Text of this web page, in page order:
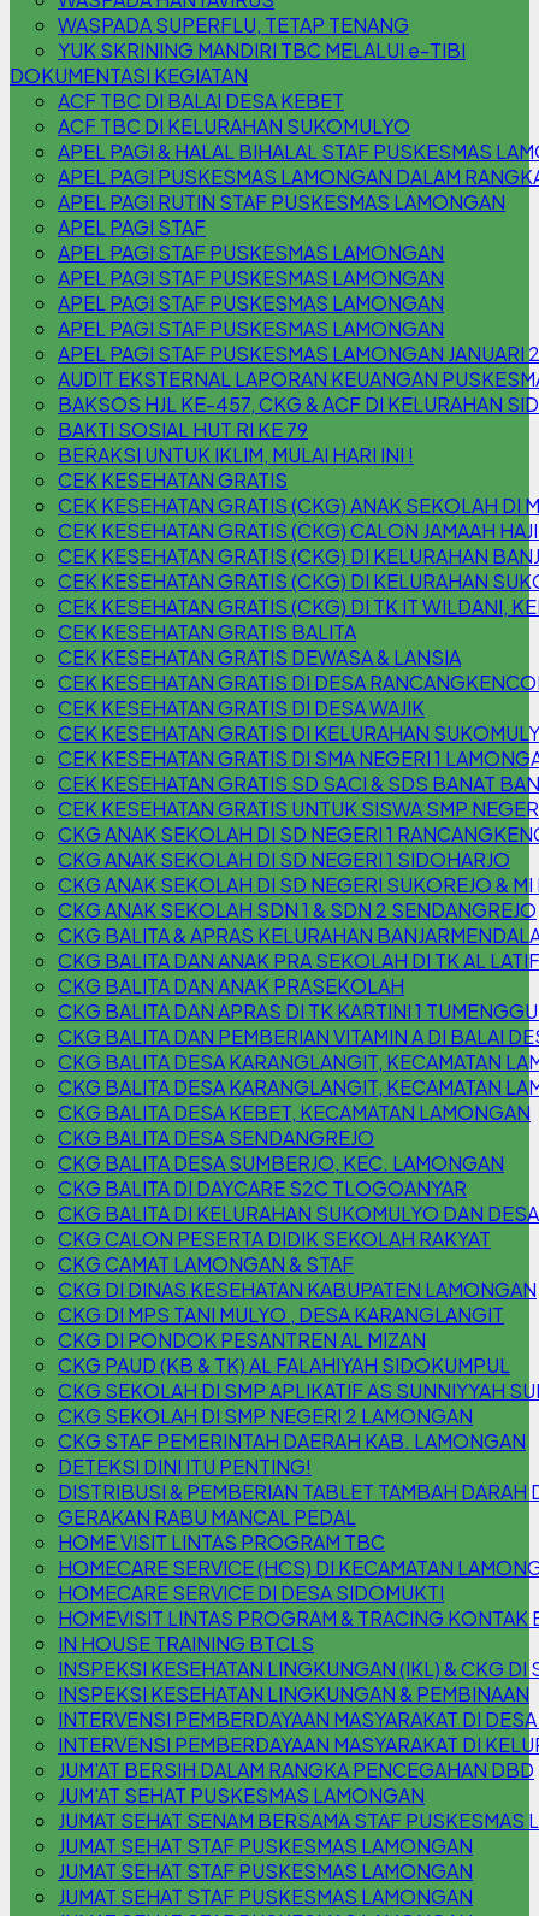
WASPADA SUPERFLU, TETAP TENANG
YUK SKRINING MANDIRI TBC MELALUI e-TIBI
DOKUMENTASI KEGIATAN
ACF TBC DI BALAI DESA KEBET
ACF TBC DI KELURAHAN SUKOMULYO
APEL PAGI & HALAL BIHALAL STAF PUSKESMAS
APEL PAGI PUSKESMAS LAMONGAN DALAM
APEL PAGI RUTIN STAF PUSKESMAS LAMONGAN
APEL PAGI STAF
APEL PAGI STAF PUSKESMAS LAMONGAN
APEL PAGI STAF PUSKESMAS LAMONGAN
APEL PAGI STAF PUSKESMAS LAMONGAN
APEL PAGI STAF PUSKESMAS LAMONGAN
APEL PAGI STAF PUSKESMAS LAMONGAN JANUARI
AUDIT EKSTERNAL LAPORAN KEUANGAN
BAKSOS HJL KE-457, CKG & ACF DI KELURAHAN
BAKTI SOSIAL HUT RI KE 79
BERAKSI UNTUK IKLIM, MULAI HARI INI !
CEK KESEHATAN GRATIS
CEK KESEHATAN GRATIS (CKG) ANAK SEKOLAH DI
CEK KESEHATAN GRATIS (CKG) CALON JAMAAH
CEK KESEHATAN GRATIS (CKG) DI KELURAHAN
CEK KESEHATAN GRATIS (CKG) DI KELURAHAN
CEK KESEHATAN GRATIS (CKG) DI TK IT WILDANI,
CEK KESEHATAN GRATIS BALITA
CEK KESEHATAN GRATIS DEWASA & LANSIA
CEK KESEHATAN GRATIS DI DESA
CEK KESEHATAN GRATIS DI DESA WAJIK
CEK KESEHATAN GRATIS DI KELURAHAN
CEK KESEHATAN GRATIS DI SMA NEGERI 1
CEK KESEHATAN GRATIS SD SACI & SDS BANAT
CEK KESEHATAN GRATIS UNTUK SISWA SMP
CKG ANAK SEKOLAH DI SD NEGERI 1
CKG ANAK SEKOLAH DI SD NEGERI 1 SIDOHARJO
CKG ANAK SEKOLAH DI SD NEGERI SUKOREJO &
CKG ANAK SEKOLAH SDN 1 & SDN 2 SENDANGREJO
CKG BALITA & APRAS KELURAHAN
CKG BALITA DAN ANAK PRA SEKOLAH DI TK AL
CKG BALITA DAN ANAK PRASEKOLAH
CKG BALITA DAN APRAS DI TK KARTINI 1
CKG BALITA DAN PEMBERIAN VITAMIN A DI BALAI
CKG BALITA DESA KARANGLANGIT, KECAMATAN
CKG BALITA DESA KARANGLANGIT, KECAMATAN
CKG BALITA DESA KEBET, KECAMATAN LAMONGAN
CKG BALITA DESA SENDANGREJO
CKG BALITA DESA SUMBERJO, KEC. LAMONGAN
CKG BALITA DI DAYCARE S2C TLOGOANYAR
CKG BALITA DI KELURAHAN SUKOMULYO DAN
CKG CALON PESERTA DIDIK SEKOLAH RAKYAT
CKG CAMAT LAMONGAN & STAF
CKG DI DINAS KESEHATAN KABUPATEN LAMONGAN
CKG DI MPS TANI MULYO , DESA KARANGLANGIT
CKG DI PONDOK PESANTREN AL MIZAN
CKG PAUD (KB & TK) AL FALAHIYAH SIDOKUMPUL
CKG SEKOLAH DI SMP APLIKATIF AS SUNNIYYAH
CKG SEKOLAH DI SMP NEGERI 2 LAMONGAN
CKG STAF PEMERINTAH DAERAH KAB. LAMONGAN
DETEKSI DINI ITU PENTING!
DISTRIBUSI & PEMBERIAN TABLET TAMBAH DARAH
GERAKAN RABU MANCAL PEDAL
HOME VISIT LINTAS PROGRAM TBC
HOMECARE SERVICE (HCS) DI KECAMATAN
HOMECARE SERVICE DI DESA SIDOMUKTI
HOMEVISIT LINTAS PROGRAM & TRACING KONTAK
IN HOUSE TRAINING BTCLS
INSPEKSI KESEHATAN LINGKUNGAN (IKL) & CKG DI
INSPEKSI KESEHATAN LINGKUNGAN & PEMBINAAN
INTERVENSI PEMBERDAYAAN MASYARAKAT DI
INTERVENSI PEMBERDAYAAN MASYARAKAT DI
JUM'AT BERSIH DALAM RANGKA PENCEGAHAN DBD
JUM'AT SEHAT PUSKESMAS LAMONGAN
JUMAT SEHAT SENAM BERSAMA STAF PUSKESMAS
JUMAT SEHAT STAF PUSKESMAS LAMONGAN
JUMAT SEHAT STAF PUSKESMAS LAMONGAN
JUMAT SEHAT STAF PUSKESMAS LAMONGAN